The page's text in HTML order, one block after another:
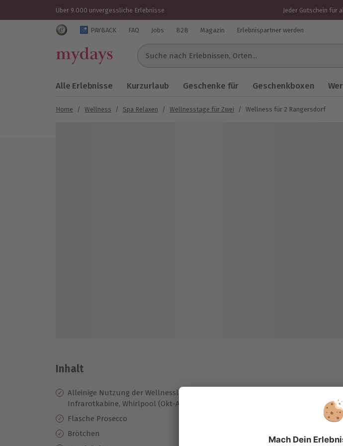
Über 9.000 unvergessliche Erlebnisse Jeder Gutschein für
Trustedshops Bewertungen für mydays.de
PAYBACK FAQ Jobs B2B Magazin Erlebnispartner werden
Suche nach Erlebnissen...
Alle Erlebnisse Kurzurlaub Geschenke für Geschenkboxen
Home / Wellness / Spa Relaxen / Wellnesstage für Zwei / Wellness für 2 Rangersdorf
Inhalt
Alleinige Nutzung der Wellnesslandschaft mit Sauna, Dampfbad,
Infrarotkabine, Whirlpool (Okt-April) und Ruheraum für euch zwei
Flasche Prosecco
Brötchen